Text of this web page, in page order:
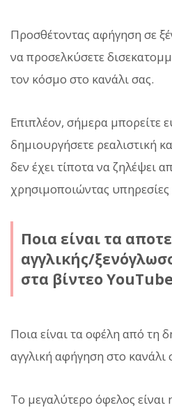
Προσθέτοντας αφήγηση σε
να προσελκύσετε
τον κόσμο στο κανάλι σας.
Επιπλέον, σήμερα μπορείτε
δημιουργήσετε ρεαλιστική
δεν έχει τίποτα να ζηλέψει
χρησιμοποιώντας
Ποια είναι τα
αγγλικής/
στα βίντεο
Ποια είναι τα οφέλη από τη
αγγλική αφήγηση στο κανάλι
Το μεγαλύτερο όφελος είναι